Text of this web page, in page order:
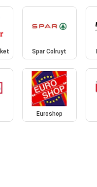
Spar Colruyt
Euroshop